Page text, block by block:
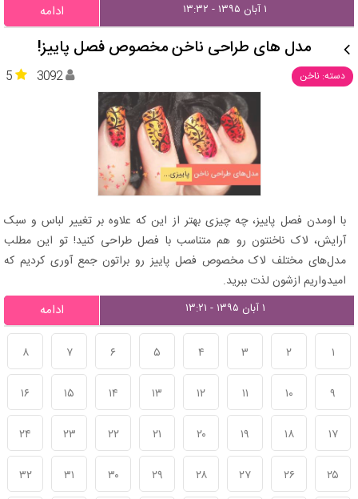
۱ آبان ۱۳۹۵ - ۱۳:۳۲ ادامه
مدل های طراحی ناخن مخصوص فصل پاییز!
دسته: ناخن 5 3092
با اومدن فصل پاییز، چه چیزی بهتر از این که علاوه بر تغییر لباس و سبک
آرایش، لاک ناخنتون رو هم متناسب با فصل طراحی کنید! تو این مطلب
مدل‌های مختلف لاک مخصوص فصل پاییز رو براتون جمع آوری کردیم که
امیدواریم ازشون لذت ببرید.
۱ آبان ۱۳۹۵ - ۱۳:۲۱ ادامه
۱ ۲ ۳ ۴ ۵ ۶ ۷ ۸
۹ ۱۰ ۱۱ ۱۲ ۱۳ ۱۴ ۱۵ ۱۶
۱۷ ۱۸ ۱۹ ۲۰ ۲۱ ۲۲ ۲۳ ۲۴
۲۵ ۲۶ ۲۷ ۲۸ ۲۹ ۳۰ ۳۱ ۳۲